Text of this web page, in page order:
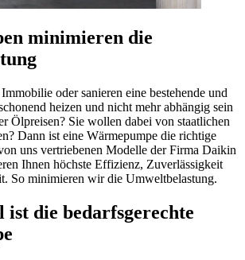
minimieren die
oder sanieren eine bestehende und
heizen und nicht mehr abhängig sein
Ölpreisen? Sie wollen dabei von staatlichen
Dann ist eine Wärmepumpe die richtige
uns vertriebenen Modelle der Firma Daikin
Ihnen höchste Effizienz, Zuverlässigkeit
So minimieren wir die Umweltbelastung.
ist die bedarfsgerechte